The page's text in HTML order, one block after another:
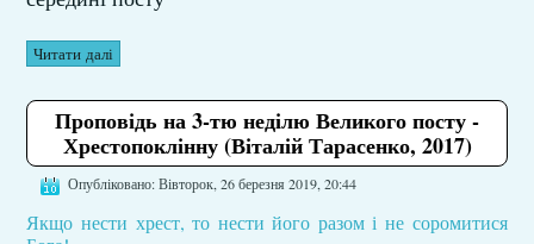
Читати далі
Проповідь на 3-тю неділю Великого посту -
Хрестопоклінну (Віталій Тарасенко, 2017)
Опубліковано: Вівторок, 26 березня 2019, 20:44
Якщо нести хрест, то нести його разом і не соромитися